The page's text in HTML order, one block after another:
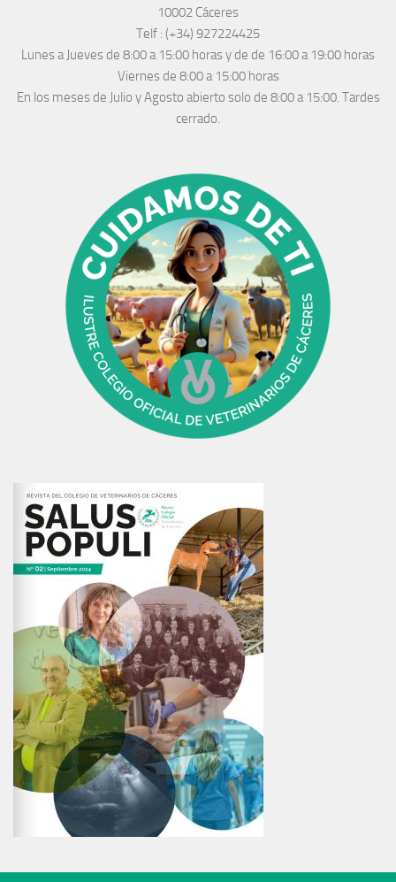
10002 Cáceres
Telf : (+34) 927224425
Lunes a Jueves de 8:00 a 15:00 horas y de de 16:00 a 19:00 horas
Viernes de 8:00 a 15:00 horas
En los meses de Julio y Agosto abierto solo de 8:00 a 15:00. Tardes
cerrado.